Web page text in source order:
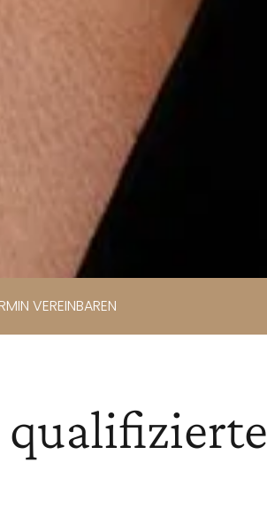
VEREINBAREN
qualifizierte